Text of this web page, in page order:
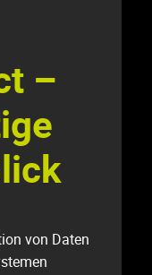
–
von Daten